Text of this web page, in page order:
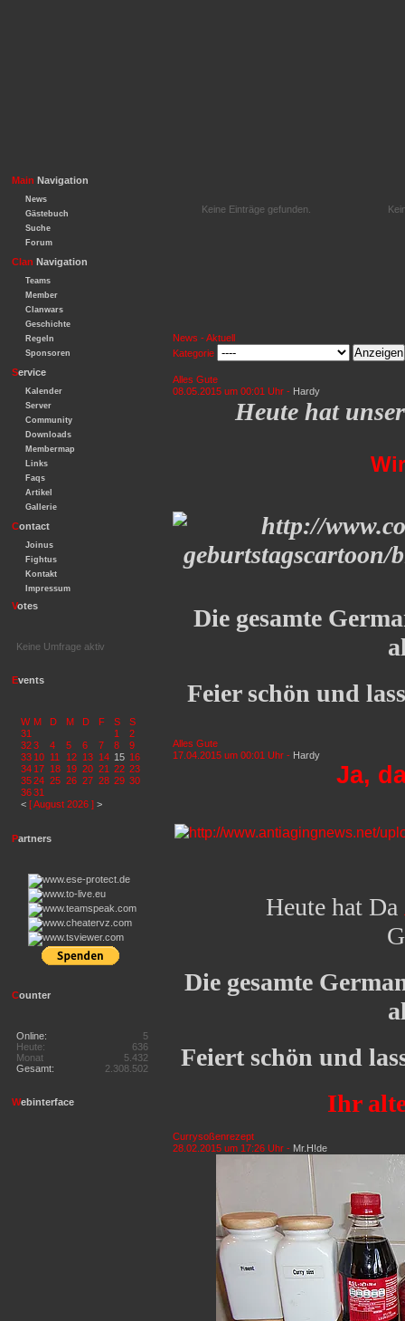
Main Navigation
News
Gästebuch
Suche
Forum
Clan Navigation
Teams
Member
Clanwars
Geschichte
Regeln
Sponsoren
Service
Kalender
Server
Community
Downloads
Membermap
Links
Faqs
Artikel
Gallerie
Contact
Joinus
Fightus
Kontakt
Impressum
Votes
Keine Umfrage aktiv
Events
W M D M D F S
S
31
1
2
32 3 4 5 6 7 8
9
33 10 11 12 13 14 15 16
34 17 18 19 20 21 22 23
35 24 25 26 27 28 29 30
36 31
<[ August 2026 ] >
Partners
Counter
Online:
5
Heute:
636
Monat
5.432
Gesamt:
2.308.502
Webinterface
Keine Einträge gefunden.
News - Aktuell
Kategorie
Alles Gute
08.05.2015 um 00:01 Uhr - Hardy
Heute hat
Die gesamte
Feier schön und
Alles Gute
17.04.2015 um 00:01 Uhr - Hardy
Ja,
Heute hat Da
Die gesamte
Feiert schön und
Ihr
Currysoßenrezept
28.02.2015 um 17:26 Uhr - Mr.H!de